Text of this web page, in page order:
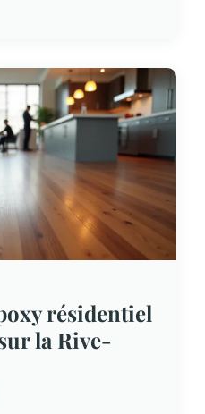
résidentiel
la Rive-